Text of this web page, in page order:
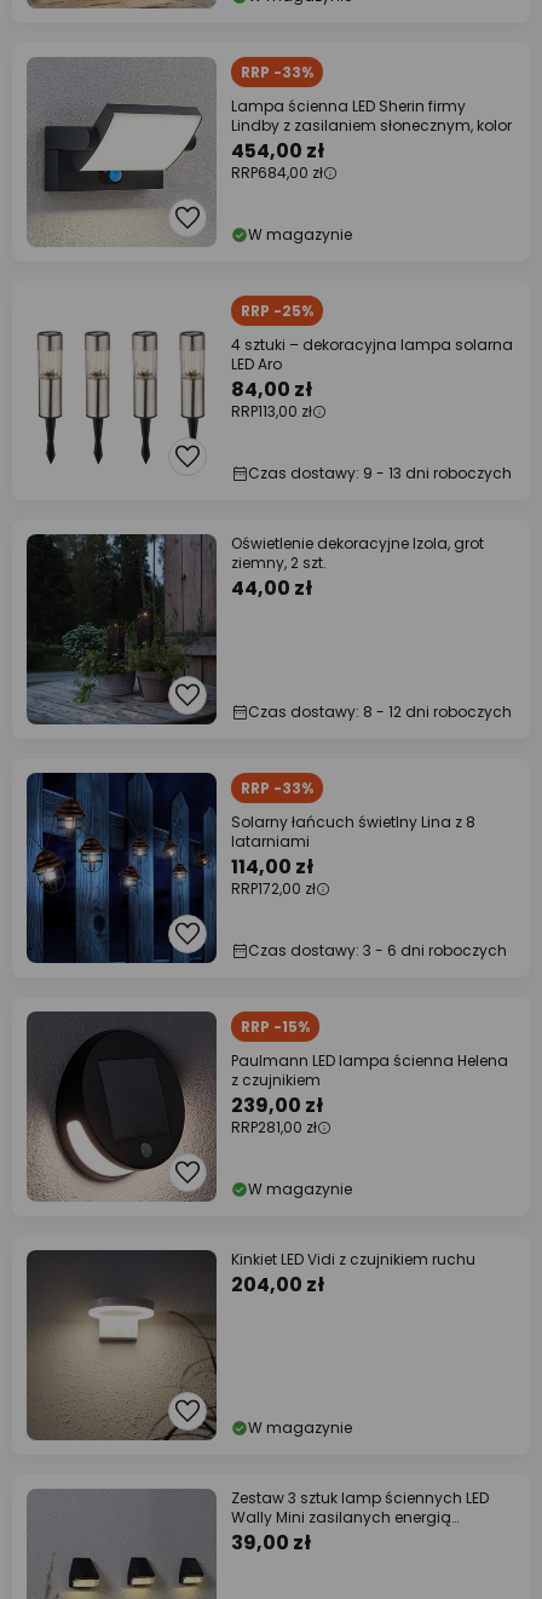
RRP -33%
Lampa ścienna LED Sherin firmy
Lindby z zasilaniem słonecznym, kolor
454,00 zł
RRP684,00 zł
W magazynie
RRP -25%
4 sztuki – dekoracyjna lampa solarna
LED Aro
84,00 zł
RRP113,00 zł
Czas dostawy: 9 - 13 dni roboczych
Oświetlenie dekoracyjne Izola, grot
ziemny, 2 szt.
44,00 zł
Czas dostawy: 8 - 12 dni roboczych
RRP -33%
Solarny łańcuch świetlny Lina z 8
latarniami
114,00 zł
RRP172,00 zł
Czas dostawy: 3 - 6 dni roboczych
RRP -15%
Paulmann LED lampa ścienna Helena
z czujnikiem
239,00 zł
RRP281,00 zł
W magazynie
Kinkiet LED Vidi z czujnikiem ruchu
204,00 zł
W magazynie
Zestaw 3 sztuk lamp ściennych LED
Wally Mini zasilanych energią
słoneczną
39,00 zł